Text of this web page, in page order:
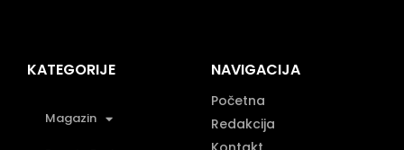
KATEGORIJE
Magazin
NAVIGACIJA
Početna
Redakcija